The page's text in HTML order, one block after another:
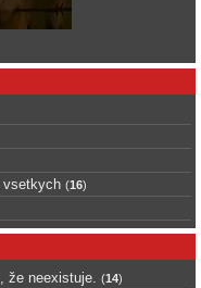
vsetkych (16)
že neexistuje. (14)